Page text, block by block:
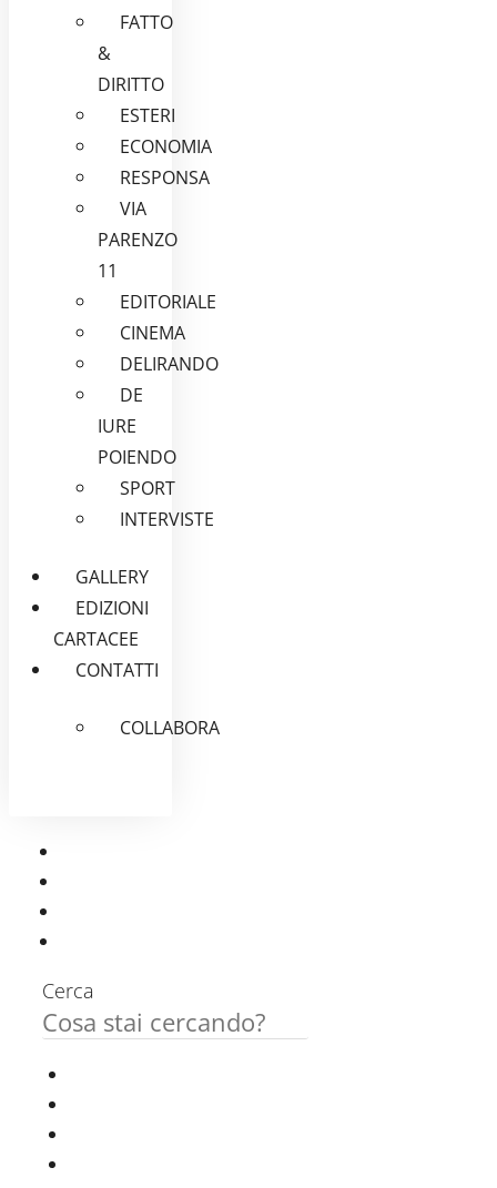
FATTO
&
DIRITTO
ESTERI
ECONOMIA
RESPONSA
VIA
PARENZO
11
EDITORIALE
CINEMA
DELIRANDO
DE
IURE
POIENDO
SPORT
INTERVISTE
GALLERY
EDIZIONI
CARTACEE
CONTATTI
COLLABORA
Cerca